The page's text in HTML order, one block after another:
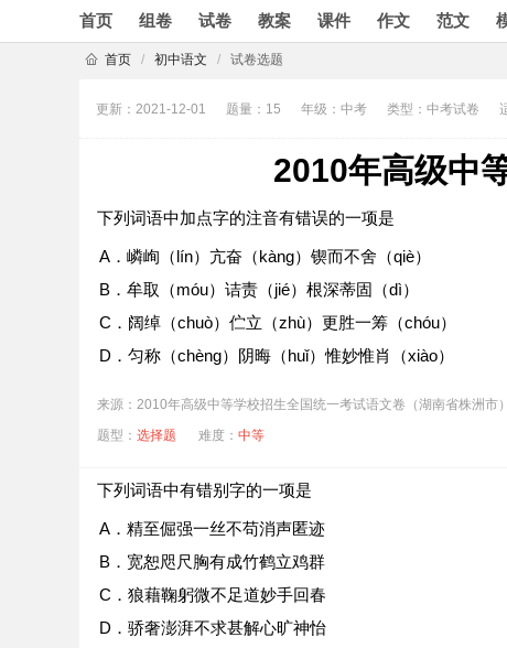
首页 组卷 试卷 教案 课件 作文 范文
首页 / 初中语文 / 试卷选题
更新：2021-12-01 题量：15 年级：中考 类型：中考试卷
2010年高级中
下列词语中加点字的注音有错误的一项是
A．嶙峋（lín）亢奋（kàng）锲而不舍（qiè）
B．牟取（móu）诘责（jié）根深蒂固（dì）
C．阔绰（chuò）伫立（zhù）更胜一筹（chóu）
D．匀称（chèng）阴晦（huǐ）惟妙惟肖（xiào）
来源：2010年高级中等学校招生全国统一考试语文卷（湖南省株洲市）
题型： 选择题 难度： 中等
下列词语中有错别字的一项是
A．精至倔强一丝不苟消声匿迹
B．宽恕咫尺胸有成竹鹤立鸡群
C．狼藉鞠躬微不足道妙手回春
D．骄奢澎湃不求甚解心旷神怡